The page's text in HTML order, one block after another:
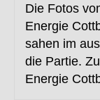
Die Fotos
Energie
sahen im
die Partie.
Energie